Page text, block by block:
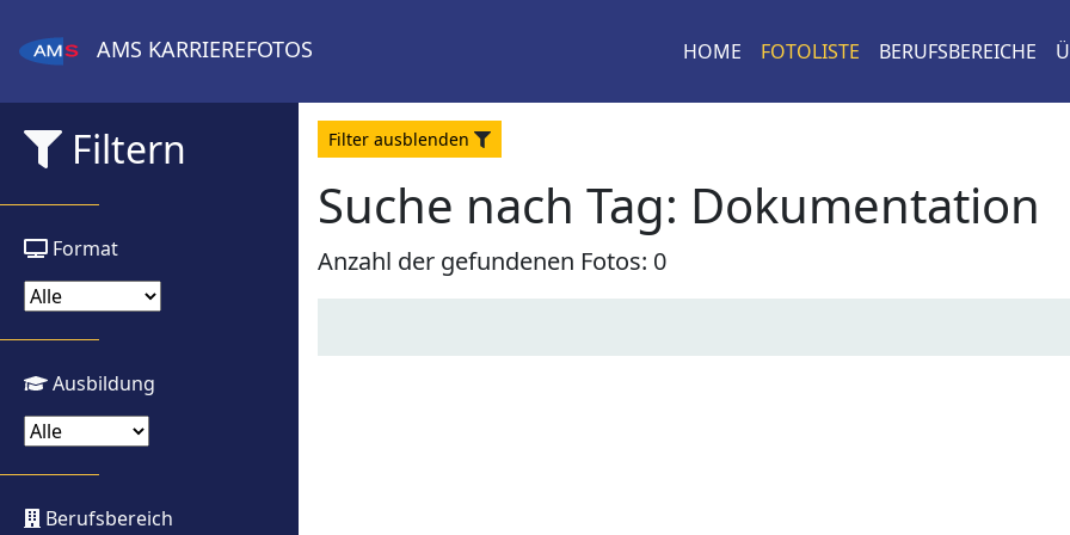
AMS KARRIEREFOTOS HOME FOTOLISTE BERUFSBEREICHE
Filtern
Format
Ausbildung
Berufsbereich
Filter ausblenden
Suche nach Tag: Dokumentation
Anzahl der gefundenen Fotos: 0